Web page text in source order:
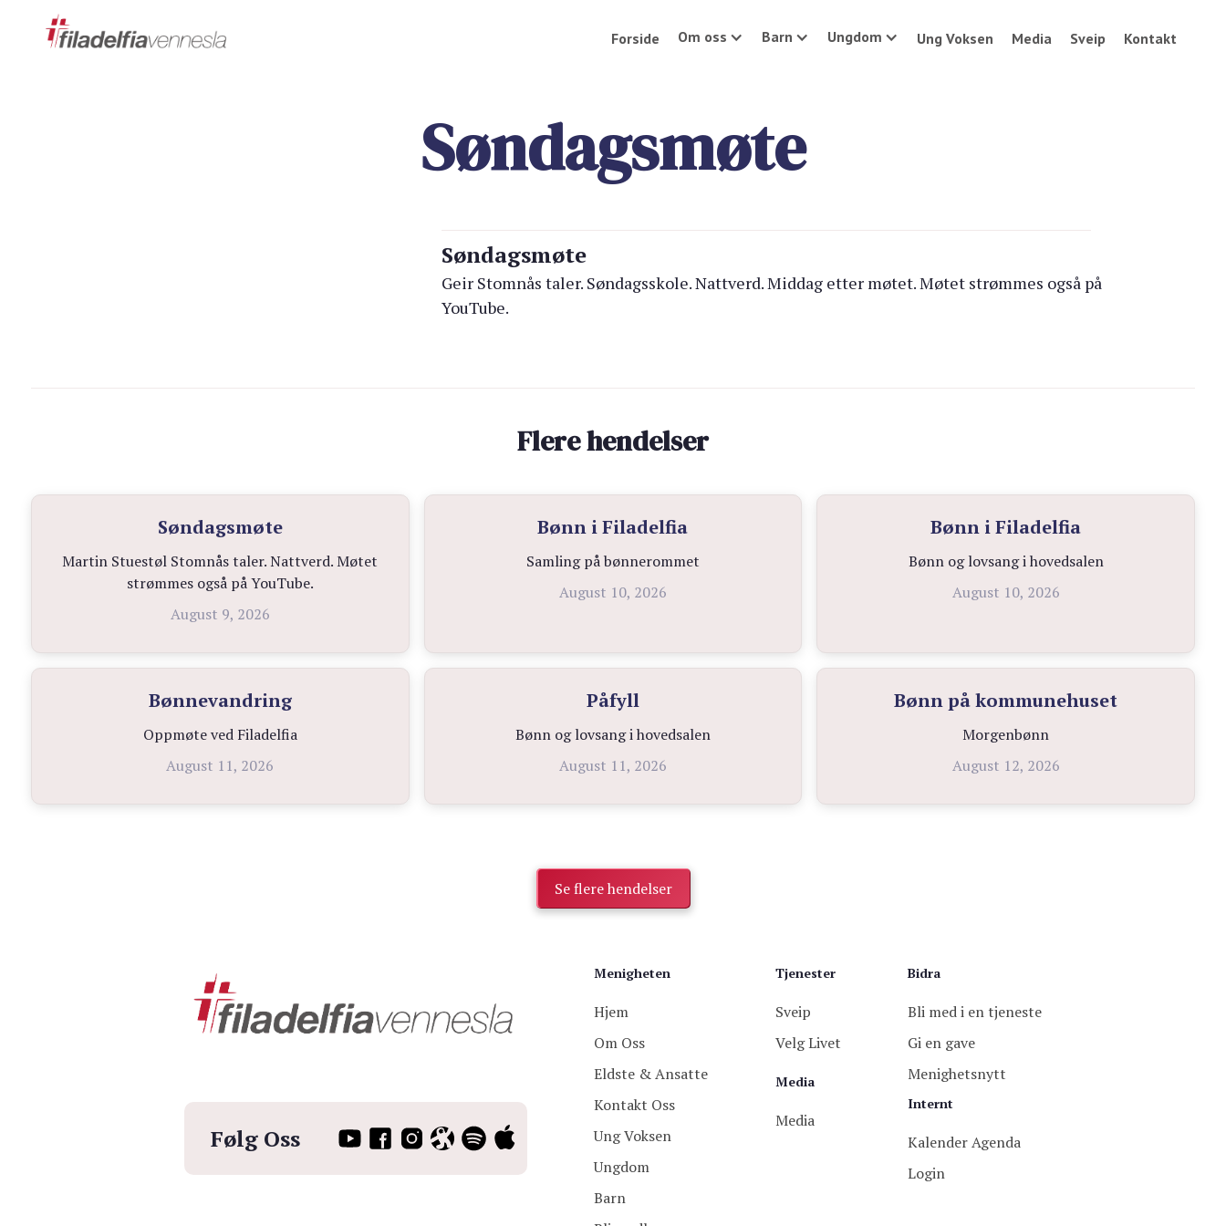
Forside Om oss Barn Ungdom Ung Voksen Media Sveip Kontakt
Søndagsmøte
Søndagsmøte
Geir Stomnås taler. Søndagsskole. Nattverd. Middag etter møtet. Møtet strømmes også på
YouTube.
Flere hendelser
Søndagsmøte
Martin Stuestøl Stomnås taler. Nattverd. Møtet
strømmes også på YouTube.
August 9, 2026
Bønn i Filadelfia
Samling på bønnerommet
August 10, 2026
Bønn i Filadelfia
Bønn og lovsang i hovedsalen
August 10, 2026
Bønnevandring
Oppmøte ved Filadelfia
August 11, 2026
Påfyll
Bønn og lovsang i hovedsalen
August 11, 2026
Bønn på kommunehuset
Morgenbønn
August 12, 2026
Se flere hendelser
Følg Oss
Menigheten
Hjem
Om Oss
Eldste & Ansatte
Kontakt Oss
Ung Voksen
Ungdom
Barn
Tjenester
Sveip
Velg Livet
Media
Media
Bidra
Bli med i en tjeneste
Gi en gave
Menighetsnytt
Internt
Kalender Agenda
Login